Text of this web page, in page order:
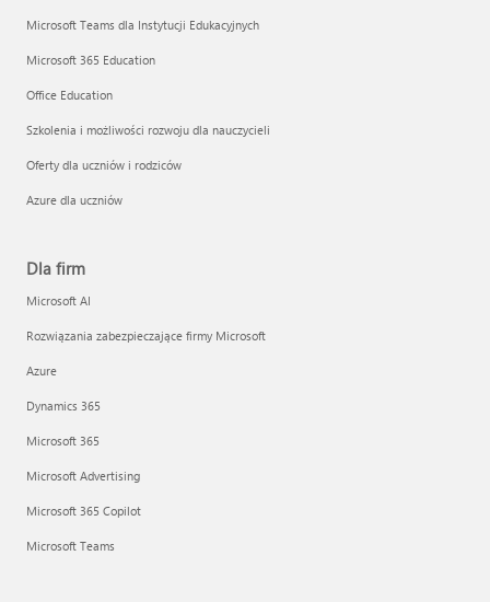
Microsoft Teams dla Instytucji Edukacyjnych
Microsoft 365 Education
Office Education
Szkolenia i możliwości rozwoju dla nauczycieli
Oferty dla uczniów i rodziców
Azure dla uczniów
Dla firm
Microsoft AI
Rozwiązania zabezpieczające firmy Microsoft
Azure
Dynamics 365
Microsoft 365
Microsoft Advertising
Microsoft 365 Copilot
Microsoft Teams